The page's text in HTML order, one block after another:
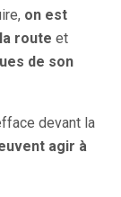
on est
route et
de son
devant la
agir à